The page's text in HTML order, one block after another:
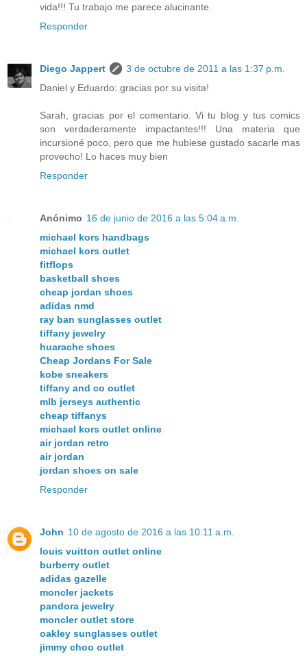
vida!!! Tu trabajo me parece alucinante.
Responder
Diego Jappert
3 de octubre de 2011 a las 1:37 p.m.
Daniel y Eduardo: gracias por su visita!
Sarah, gracias por el comentario. Vi tu blog y tus comics
son verdaderamente impactantes!!! Una materia que
incursioné poco, pero que me hubiese gustado sacarle mas
provecho! Lo haces muy bien
Responder
Anónimo 16 de junio de 2016 a las 5:04 a.m.
michael kors handbags
michael kors outlet
fitflops
basketball shoes
cheap jordan shoes
adidas nmd
ray ban sunglasses outlet
tiffany jewelry
huarache shoes
Cheap Jordans For Sale
kobe sneakers
tiffany and co outlet
mlb jerseys authentic
cheap tiffanys
michael kors outlet online
air jordan retro
air jordan
jordan shoes on sale
Responder
John 10 de agosto de 2016 a las 10:11 a.m.
louis vuitton outlet online
burberry outlet
adidas gazelle
moncler jackets
pandora jewelry
moncler outlet store
oakley sunglasses outlet
jimmy choo outlet